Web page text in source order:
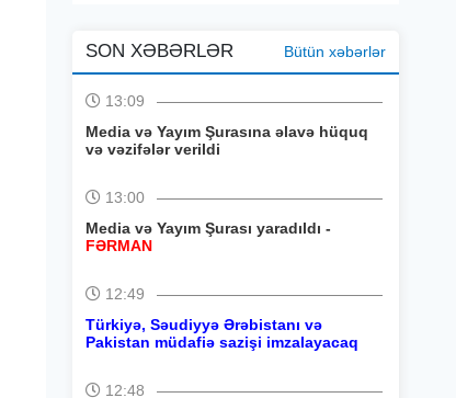
SON XƏBƏRLƏR Bütün xəbərlər
13:09
Media və Yayım Şurasına əlavə hüquq
və vəzifələr verildi
13:00
Media və Yayım Şurası yaradıldı -
FƏRMAN
12:49
Türkiyə, Səudiyyə Ərəbistanı və
Pakistan müdafiə sazişi imzalayacaq
12:48